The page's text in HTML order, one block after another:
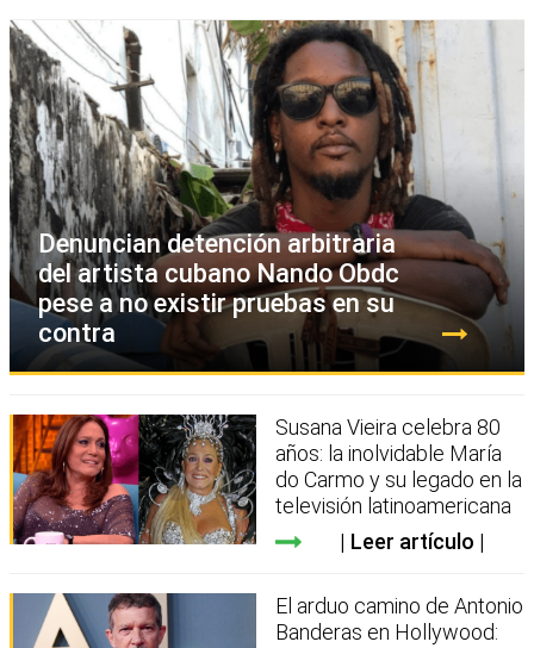
Denuncian detención arbitraria
del artista cubano Nando Obdc
pese a no existir pruebas en su
contra
Susana Vieira celebra 80
años: la inolvidable María
do Carmo y su legado en la
televisión latinoamericana
Leer artículo
El arduo camino de Antonio
Banderas en Hollywood: